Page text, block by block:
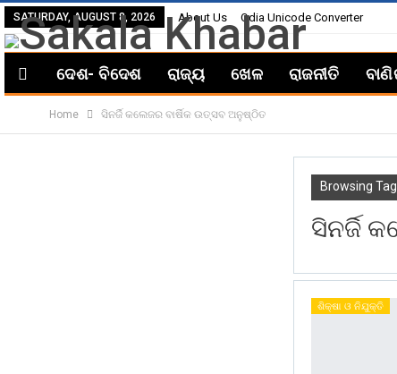
SATURDAY, AUGUST 8, 2026 About Us Odia Unicode Converter
ଦେଶ- ବିଦେଶ ରାଜ୍ୟ ଖେଳ ରାଜନୀତି
Home ସିନର୍ଜି କଲେଜର ବାର୍ଷିକ ଉତ୍ସବ ଅନୁଷ୍ଠିତ
Browsing Tag
ସିନର୍ଜି
ଶିକ୍ଷା ଓ ନିଯୁକ୍ତି